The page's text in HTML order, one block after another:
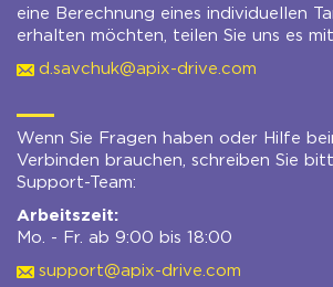
eine Berechnung eines individuellen
erhalten möchten, teilen Sie uns es
d.savchuk@apix-drive.com
Wenn Sie Fragen haben oder Hilfe
Verbinden brauchen, schreiben Sie
Support-Team:
Arbeitszeit:
Mo. - Fr. ab 9:00 bis 18:00
support@apix-drive.com